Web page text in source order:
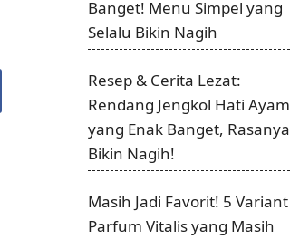
Banget! Menu Simpel yang
Selalu Bikin Nagih
Resep & Cerita Lezat:
Rendang Jengkol Hati Ayam
yang Enak Banget, Rasanya
Bikin Nagih!
Masih Jadi Favorit! 5 Variant
Parfum Vitalis yang Masih